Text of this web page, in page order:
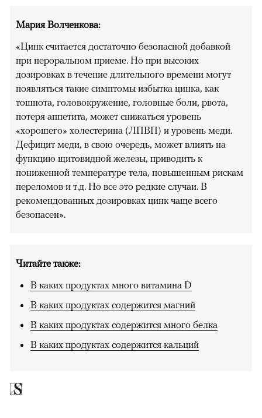
Мария Волченкова:
«Цинк считается достаточно безопасной добавкой
при пероральном приеме. Но при высоких
дозировках в течение длительного времени могут
появляться такие симптомы избытка цинка, как
тошнота, головокружение, головные боли, рвота,
потеря аппетита, может снижаться уровень
«хорошего» холестерина (ЛПВП) и уровень меди.
Дефицит меди, в свою очередь, может влиять на
функцию щитовидной железы, приводить к
пониженной температуре тела, повышенным рискам
переломов и т.д. Но все это редкие случаи. В
рекомендованных дозировках цинк чаще всего
безопасен».
Читайте также:
В каких продуктах много витамина D
В каких продуктах содержится магний
В каких продуктах содержится много белка
В каких продуктах содержится кальций